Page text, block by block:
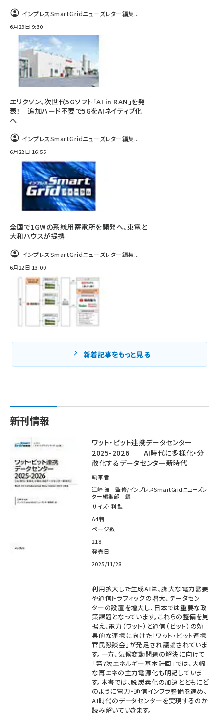
インプレスSmartGridニューズレター編集...
6月29日 9:30
エリクソン、次世代5Gソフト「AI in RAN」を発
表！ 追加ハード不要で5GをAIネイティブ化
へ
インプレスSmartGridニューズレター編集...
6月22日 16:55
全国で1GWの系統用蓄電所を開発へ、東電と
大和ハウスが提携
インプレスSmartGridニューズレター編集...
6月22日 13:00
新着記事をもっと見る
新刊情報
ワット・ビット連携データセンター
2025-2026 ―AI時代に多様化・分
散化するデータセンター新時代―
執筆者
江崎 浩 監修/インプレスSmartGridニューズレ
ター編集部 編
サイズ・判型
A4判
ページ数
218
発売日
2025/11/28
利用拡大した生成AIは、膨大な電力需要
や通信トラフィックの増大、データセン
ターの設置を増大し、日本では重要な政
策課題となっています。これらの整備を見
据え、電力（ワット）と通信（ビット）の効
果的な連携に向けた「ワット・ビット連携
官民懇談会」が発足され議論されていま
す。一方、気候変動問題の解決に向けて
「第7次エネルギー基本計画」では、大幅
な再エネの主力電源化も明記していま
す。本書では、脱炭素化の加速とともにど
のように電力・通信インフラ整備を進め、
AI時代のデータセンターを実現するのか
読み解いていきます。